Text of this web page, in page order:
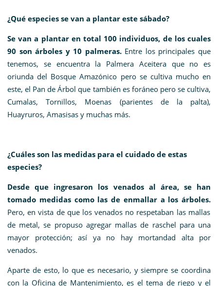
¿Qué especies se van a plantar este sábado?
Se van a plantar en total 100 individuos, de los cuales
90 son árboles y 10 palmeras.Entre los principales que
tenemos, se encuentra la Palmera Aceitera que no es
oriunda del Bosque Amazónico pero se cultiva mucho en
este, el Pan de Árbol que también es foráneo pero se cultiva,
Cumalas, Tornillos, Moenas (parientes de la palta),
Huayruros, Amasisas y muchas más.
¿Cuáles son las medidas para el cuidado de estas
especies?
Desde que ingresaron los venados al área, se han
tomado medidas como las de enmallar a los árboles.
Pero, en vista de que los venados no respetaban las mallas
de metal, se propuso agregar mallas de raschel para una
mayor protección; así ya no hay mortandad alta por
venados.
Aparte de esto, lo que es necesario, y siempre se coordina
con la Oficina de Mantenimiento, es el tema de riego y el